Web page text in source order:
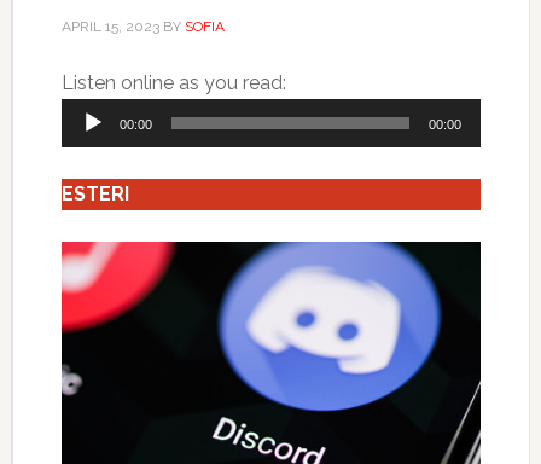
APRIL 15, 2023BY SOFIA
Listen online as you read:Audio
Player
00:00 00:00
ESTERI